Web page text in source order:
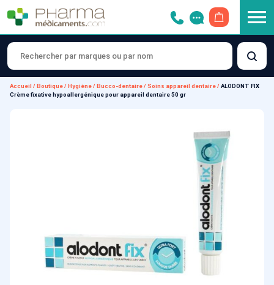
Accueil / Boutique/ Hygiène/ Bucco-dentaire/Soins appareil dentaire/ALODONT FIX
Crème fixative hypoallergénique pour appareil dentaire 50 gr